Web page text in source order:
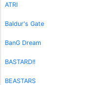
ATRI
Baldur's Gate
BanG Dream
BASTARD!!
BEASTARS